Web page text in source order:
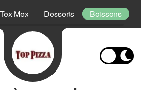
Tex Mex Desserts Boissons